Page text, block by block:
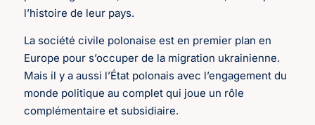
l’histoire de leur pays.
La société civile polonaise est en premier plan en
Europe pour s’occuper de la migration ukrainienne.
Mais il y a aussi l’État polonais avec l’engagement du
monde politique au complet qui joue un rôle
complémentaire et subsidiaire.